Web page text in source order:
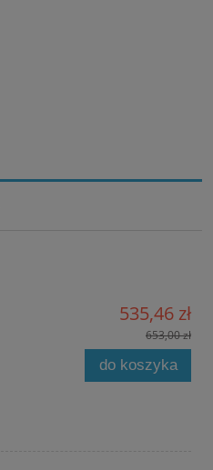
535,46 zł
653,00 zł
do koszyka